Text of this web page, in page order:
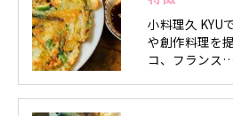
小料理久 KYU
や創作料理を
コ、フランス…